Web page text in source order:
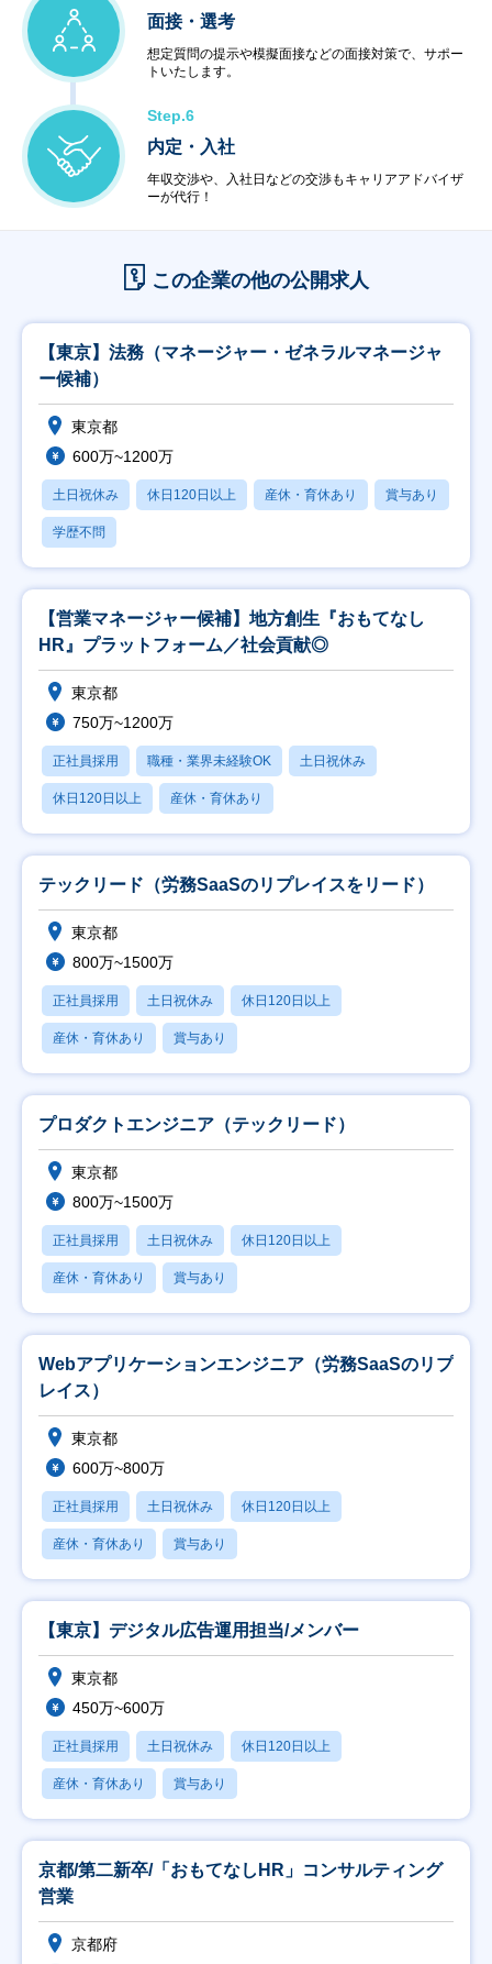
面接・選考
想定質問の提示や模擬面接などの面接対策で、サポー
トいたします。
Step.6
内定・入社
年収交渉や、入社日などの交渉もキャリアアドバイザ
ーが代行！
この企業の他の公開求人
【東京】法務（マネージャー・ゼネラルマネージャ
ー候補）
東京都
600万~1200万
土日祝休み 休日120日以上 産休・育休あり 賞与あり
学歴不問
【営業マネージャー候補】地方創生『おもてなし
HR』プラットフォーム／社会貢献◎
東京都
750万~1200万
正社員採用 職種・業界未経験OK 土日祝休み
休日120日以上 産休・育休あり
テックリード（労務SaaSのリプレイスをリード）
東京都
800万~1500万
正社員採用 土日祝休み 休日120日以上
産休・育休あり 賞与あり
プロダクトエンジニア（テックリード）
東京都
800万~1500万
正社員採用 土日祝休み 休日120日以上
産休・育休あり 賞与あり
Webアプリケーションエンジニア（労務SaaSのリプ
レイス）
東京都
600万~800万
正社員採用 土日祝休み 休日120日以上
産休・育休あり 賞与あり
【東京】デジタル広告運用担当/メンバー
東京都
450万~600万
正社員採用 土日祝休み 休日120日以上
産休・育休あり 賞与あり
京都/第二新卒/「おもてなしHR」コンサルティング
営業
京都府